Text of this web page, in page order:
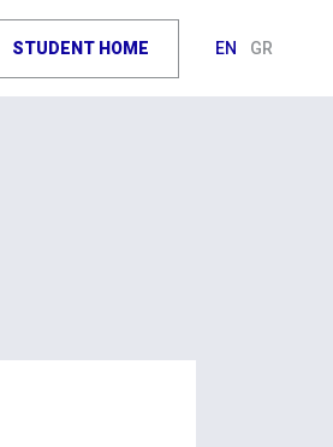
STUDENT HOME EN GR